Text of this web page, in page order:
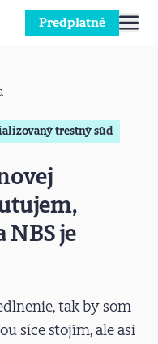
Predplatné
trestný súd
je
tak by som
síce stojím, ale asi